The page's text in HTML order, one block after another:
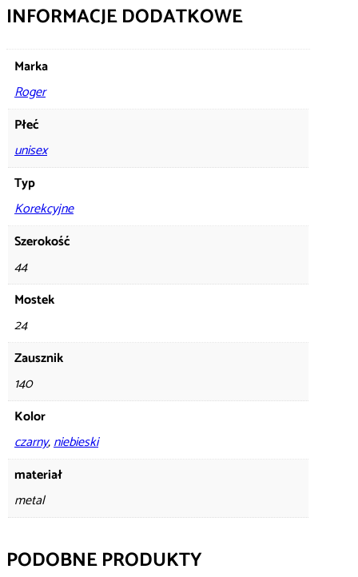
INFORMACJE DODATKOWE
Marka
Roger
Płeć
unisex
Typ
Korekcyjne
Szerokość
44
Mostek
24
Zausznik
140
Kolor
czarny,niebieski
materiał
metal
PODOBNE PRODUKTY